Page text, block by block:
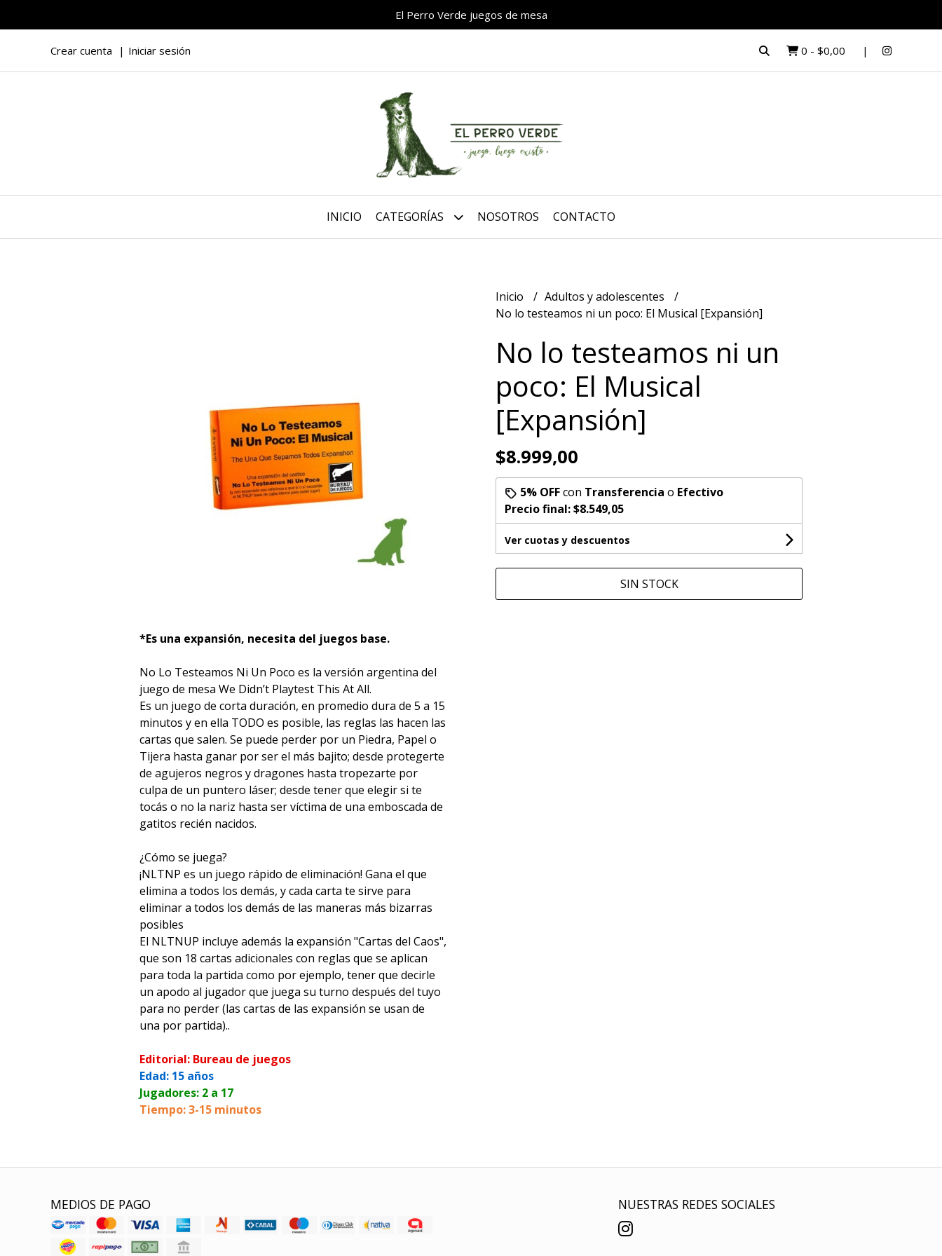
El Perro Verde juegos de mesa
Crear cuenta Iniciar sesión 0 - $0,00
INICIO CATEGORÍAS NOSOTROS CONTACTO
*Es una expansión, necesita del juegos base.
No Lo Testeamos Ni Un Poco es la versión argentina del
juego de mesa We Didn’t Playtest This At All.
Es un juego de corta duración, en promedio dura de 5 a 15
minutos y en ella TODO es posible, las reglas las hacen las
cartas que salen. Se puede perder por un Piedra, Papel o
Tijera hasta ganar por ser el más bajito; desde protegerte
de agujeros negros y dragones hasta tropezarte por
culpa de un puntero láser; desde tener que elegir si te
tocás o no la nariz hasta ser víctima de una emboscada de
gatitos recién nacidos.
¿Cómo se juega?
¡NLTNP es un juego rápido de eliminación! Gana el que
elimina a todos los demás, y cada carta te sirve para
eliminar a todos los demás de las maneras más bizarras
posibles
El NLTNUP incluye además la expansión "Cartas del Caos",
que son 18 cartas adicionales con reglas que se aplican
para toda la partida como por ejemplo, tener que decirle
un apodo al jugador que juega su turno después del tuyo
para no perder (las cartas de las expansión se usan de
una por partida)..
Editorial: Bureau de juegos
Edad: 15 años
Jugadores: 2 a 17
Tiempo: 3-15 minutos
Inicio
Adultos y adolescentes
No lo testeamos ni un poco: El Musical [Expansión]
No lo testeamos ni un
poco: El Musical
[Expansión]
$8.999,00
5% OFFcon Transferencia o Efectivo
Precio final:$8.549,05
Ver cuotas y descuentos
SIN STOCK
MEDIOS DE PAGO NUESTRAS REDES SOCIALES